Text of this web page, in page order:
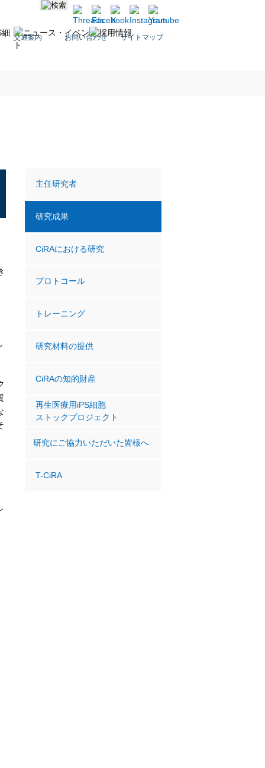
交通案内 お問い合わせ サイトマップ
主任研究者
研究成果
CiRAにおける研究
プロトコール
トレーニング
研究材料の提供
CiRAの知的財産
再生医療用iPS細胞
ストックプロジェクト
研究にご協力いただいた皆様へ
T-CiRA